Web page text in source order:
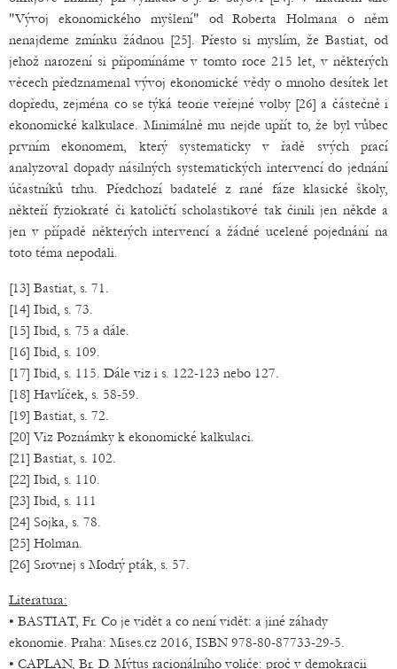
"Vývoj ekonomického myšlení" od Roberta Holmana o něm
nenajdeme zmínku žádnou [25]. Přesto si myslím, že Bastiat, od
jehož narození si připomínáme v tomto roce 215 let, v některých
věcech předznamenal vývoj ekonomické vědy o mnoho desítek let
dopředu, zejména co se týká teorie veřejné volby [26] a částečně i
ekonomické kalkulace. Minimálně mu nejde upřít to, že byl vůbec
prvním ekonomem, který systematicky v řadě svých prací
analyzoval dopady násilných systematických intervencí do jednání
účastníků trhu. Předchozí badatelé z rané fáze klasické školy,
někteří fyziokraté či katoličtí scholastikové tak činili jen někde a
jen v případě některých intervencí a žádné ucelené pojednání na
toto téma nepodali.
[13] Bastiat, s. 71.
[14] Ibid, s. 73.
[15] Ibid, s. 75 a dále.
[16] Ibid, s. 109.
[17] Ibid, s. 115. Dále viz i s. 122-123 nebo 127.
[18] Havlíček, s. 58-59.
[19] Bastiat, s. 72.
[20] Viz Poznámky k ekonomické kalkulaci.
[21] Bastiat, s. 102.
[22] Ibid, s. 110.
[23] Ibid, s. 111
[24] Sojka, s. 78.
[25] Holman.
[26] Srovnej s Modrý pták, s. 57.
Literatura:
• BASTIAT, Fr. Co je vidět a co není vidět: a jiné záhady
ekonomie. Praha: Mises.cz 2016, ISBN 978-80-87733-29-5.
• CAPLAN, Br. D. Mýtus racionálního voliče: proč v demokracii